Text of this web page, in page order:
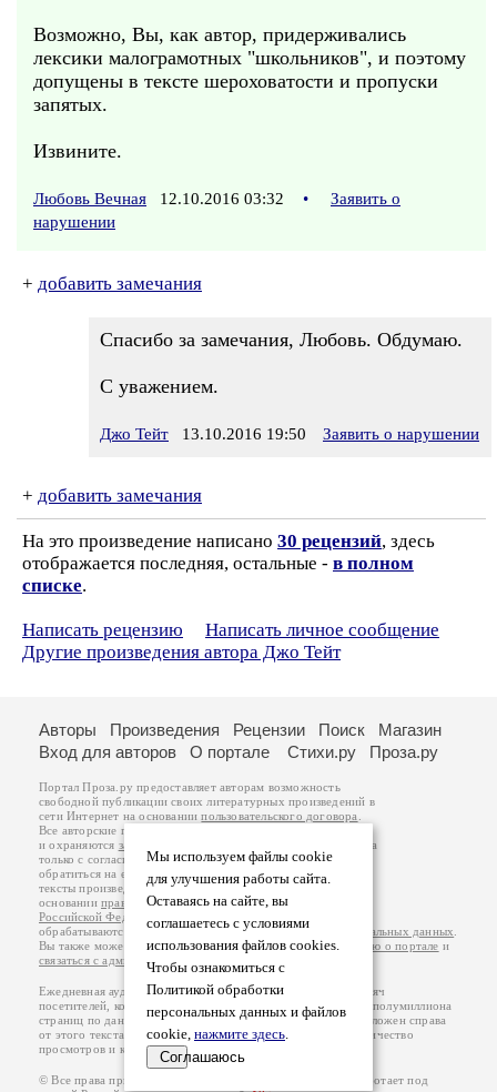
Возможно, Вы, как автор, придерживались
лексики малограмотных "школьников", и поэтому
допущены в тексте шероховатости и пропуски
запятых.
Извините.
Любовь Вечная 12.10.2016 03:32 •
Заявить о
нарушении
+ добавить замечания
Спасибо за замечания, Любовь. Обдумаю.
С уважением.
Джо Тейт 13.10.2016 19:50 Заявить о нарушении
+ добавить замечания
На это произведение написано 30 рецензий, здесь
отображается последняя, остальные - в полном
списке.
Написать рецензию
Написать личное сообщение
Другие произведения автора Джо Тейт
Мы используем файлы cookie
для улучшения работы сайта.
Оставаясь на сайте, вы
соглашаетесь с условиями
использования файлов cookies.
Чтобы ознакомиться с
Политикой обработки
персональных данных и файлов
cookie, нажмите здесь.
Соглашаюсь
Авторы Произведения Рецензии Поиск
Магазин
Вход для авторов
О портале Стихи.ру Проза.ру
Портал Проза.ру предоставляет авторам возможность
свободной публикации своих литературных произведений в
сети Интернет на основаниипользовательского договора
Все авторские права на произведения принадлежат авторам
и охраняются законом
. Перепечатка произведений возможна
только с согласия его автора, к которому вы можете
обратиться на его авторской странице. Ответственность за
тексты произведений авторы несут самостоятельно на
основанииправил публикацииизаконодательства
Российской Федерации
обрабатываются на основанииПолитики обработки персональных данных
Вы также можете посмотреть более подробнуюинформацию о портале и
связаться с администрацией
Ежедневная аудитория портала Проза.ру – порядка 100 тысяч
посетителей, которые в общей сумме просматривают более полумиллиона
страниц по данным счетчика посещаемости, который расположен справа
от этого текста. В каждой графе указано по две цифры: количество
просмотров и количество посетителей.
© Все права принадлежат авторам, 2000-2026. Портал работает под